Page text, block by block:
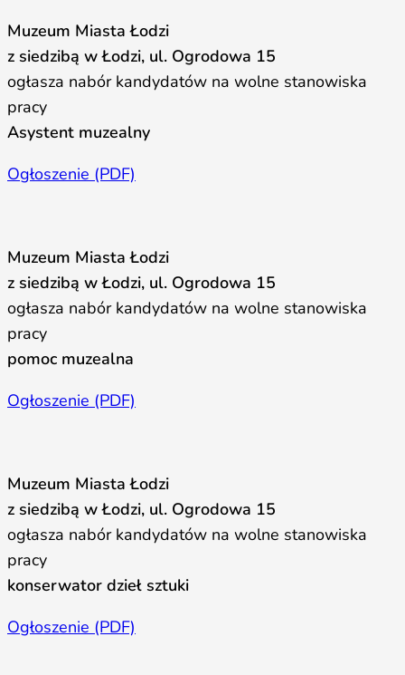
Muzeum Miasta Łodzi
z siedzibą w Łodzi, ul. Ogrodowa 15
ogłasza nabór kandydatów na wolne stanowiska
pracy
Asystent muzealny
Ogłoszenie (PDF)
Muzeum Miasta Łodzi
z siedzibą w Łodzi, ul. Ogrodowa 15
ogłasza nabór kandydatów na wolne stanowiska
pracy
pomoc muzealna
Ogłoszenie (PDF)
Muzeum Miasta Łodzi
z siedzibą w Łodzi, ul. Ogrodowa 15
ogłasza nabór kandydatów na wolne stanowiska
pracy
konserwator dzieł sztuki
Ogłoszenie (PDF)